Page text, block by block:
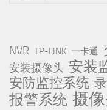
NVR TP-LINK 一卡通
安装摄像头 安装
安防监控系统
报警系统 摄